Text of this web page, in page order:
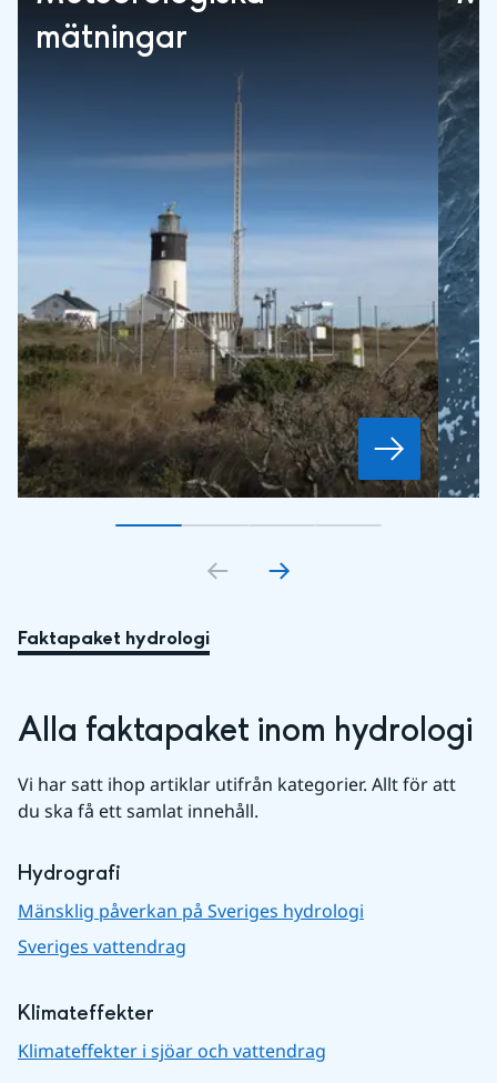
mätningar
Gå till bildkort1
Gå till bildkort2
Gå till bildkort3
Gå till bildkort
Faktapaket hydrologi
Alla faktapaket inom hydrologi
Vi har satt ihop artiklar utifrån kategorier. Allt för att
du ska få ett samlat innehåll.
Hydrografi
Mänsklig påverkan på Sveriges hydrologi
Sveriges vattendrag
Klimateffekter
Klimateffekter i sjöar och vattendrag